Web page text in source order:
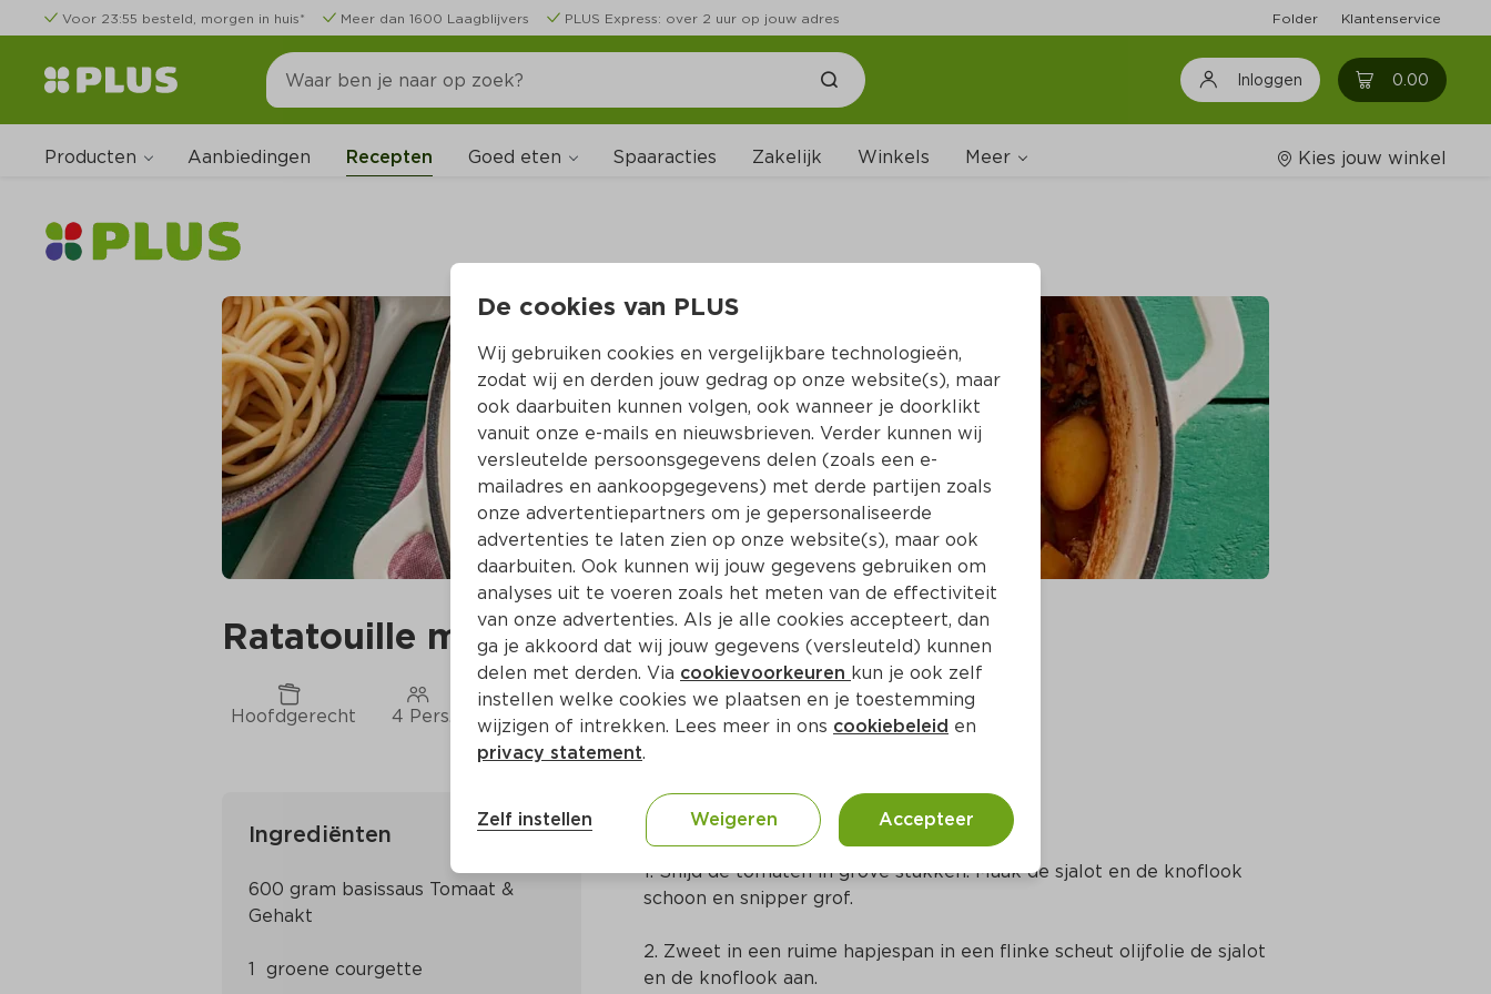
Voor 23:55 besteld, morgen in huis* Meer dan 1600 Laagblijvers PLUS Express: over 2 uur op jouw adres Folder Klantenservice
Inloggen 0.00 0
Producten Aanbiedingen Recepten Goed eten Spaaracties Zakelijk Winkels Meer
Wijnshop
Boodschappenlijstjes
Kies jouw winkel
Ratatouille met krieltjes
Hoofdgerecht 4 Pers. Ca. 20 Min Mediterraans
Ingrediënten
600 gram basissaus Tomaat &
Bereidingswijze
1. Snijd de tomaten in grove stukken. Maak de sjalot en de knoflook
schoon en snipper grof.
2. Zweet in een ruime hapjespan in een flinke scheut olijfolie de sjalot
en de knoflook aan.
De cookies van PLUS
Wij gebruiken cookies en vergelijkbare technologieën,
zodat wij en derden jouw gedrag op onze website(s), maar
ook daarbuiten kunnen volgen, ook wanneer je doorklikt
vanuit onze e-mails en nieuwsbrieven. Verder kunnen wij
versleutelde persoonsgegevens delen (zoals een e-
mailadres en aankoopgegevens) met derde partijen zoals
onze advertentiepartners om je gepersonaliseerde
advertenties te laten zien op onze website(s), maar ook
daarbuiten. Ook kunnen wij jouw gegevens gebruiken om
analyses uit te voeren zoals het meten van de effectiviteit
van onze advertenties. Als je alle cookies accepteert, dan
ga je akkoord dat wij jouw gegevens (versleuteld) kunnen
delen met derden. Via cookievoorkeuren kun je ook zelf
instellen welke cookies we plaatsen en je toestemming
wijzigen of intrekken. Lees meer in ons cookiebeleid en
privacy statement.
Zelf instellen Weigeren Accepteer